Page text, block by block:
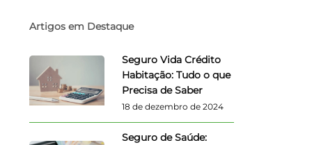
Artigos em Destaque
Seguro Vida Crédito
Habitação: Tudo o que
Precisa de Saber
18 de dezembro de 2024
Seguro de Saúde: